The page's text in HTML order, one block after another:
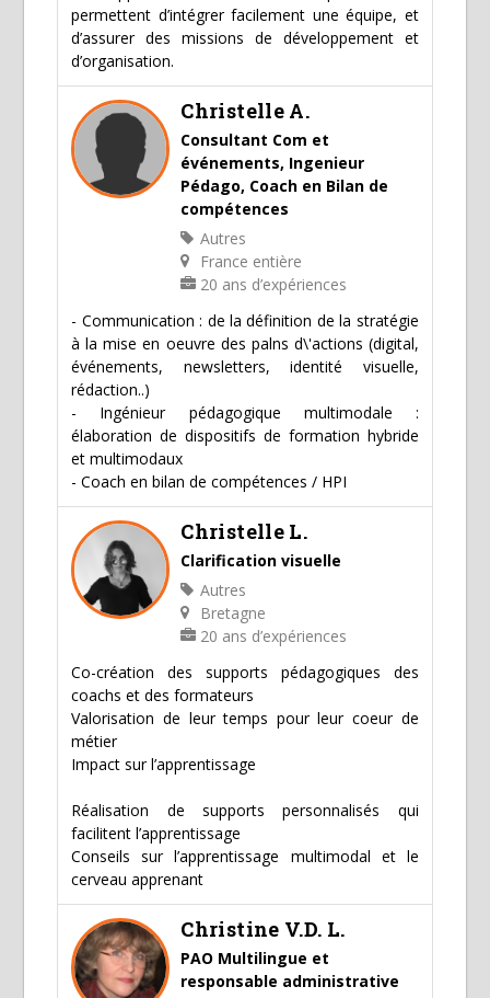
permettent d’intégrer facilement une équipe, et
d’assurer des missions de développement et
d’organisation.
Christelle A.
Consultant Com et
événements, Ingenieur
Pédago, Coach en Bilan de
compétences
Autres
France entière
20 ans d’expériences
- Communication : de la définition de la stratégie
à la mise en oeuvre des palns d\'actions (digital,
événements, newsletters, identité visuelle,
rédaction..)
- Ingénieur pédagogique multimodale :
élaboration de dispositifs de formation hybride
et multimodaux
- Coach en bilan de compétences / HPI
Christelle L.
Clarification visuelle
Autres
Bretagne
20 ans d’expériences
Co-création des supports pédagogiques des
coachs et des formateurs
Valorisation de leur temps pour leur coeur de
métier
Impact sur l’apprentissage
Réalisation de supports personnalisés qui
facilitent l’apprentissage
Conseils sur l’apprentissage multimodal et le
cerveau apprenant
Christine V.D. L.
PAO Multilingue et
responsable administrative